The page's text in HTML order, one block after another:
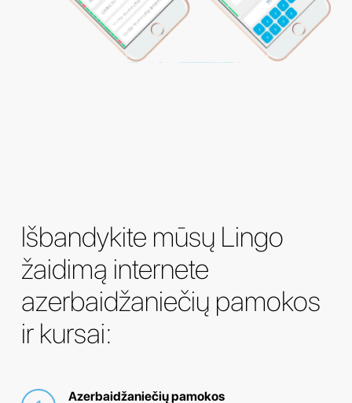
Išbandykite mūsų Lingo
žaidimą internete
azerbaidžaniečių pamokos
ir kursai:
Azerbaidžaniečių pamokos